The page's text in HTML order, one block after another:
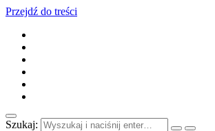
Przejdź do treści
Szukaj: